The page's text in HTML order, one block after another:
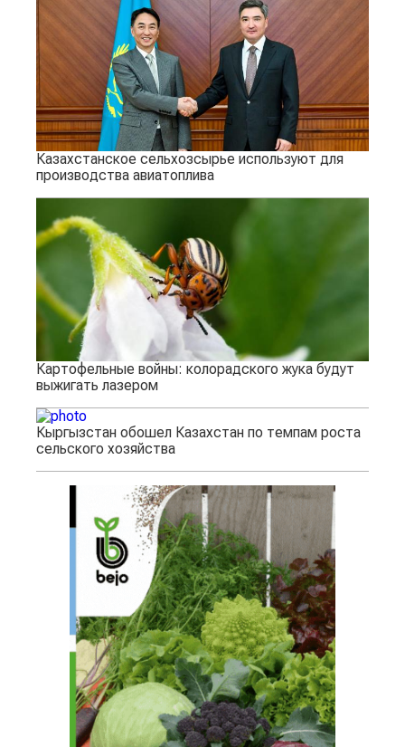
Казахстанское сельхозсырье используют для
производства авиатоплива
Картофельные войны: колорадского жука будут
выжигать лазером
Кыргызстан обошел Казахстан по темпам роста
сельского хозяйства